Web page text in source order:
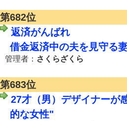
第682位
返済がんばれ
借金返済中の夫を見守る
管理者： さくらざくら
第683位
27才（男）デザイナーが
的な女性"